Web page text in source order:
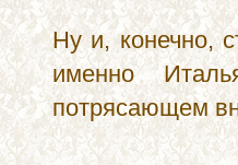
Ну и, конечно,
именно
потрясающем